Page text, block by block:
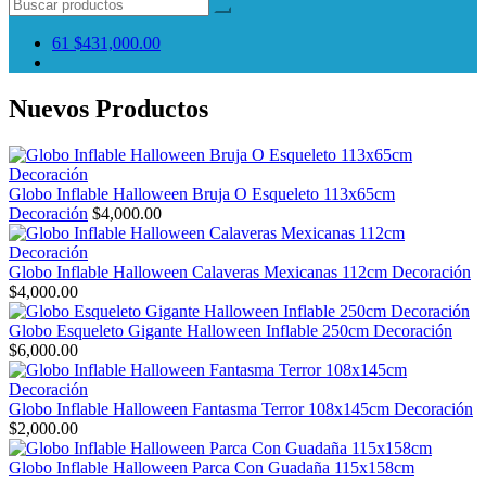
61 $431,000.00
Nuevos Productos
Globo Inflable Halloween Bruja O Esqueleto 113x65cm
Decoración $4,000.00
Globo Inflable Halloween Calaveras Mexicanas 112cm Decoración
$4,000.00
Globo Esqueleto Gigante Halloween Inflable 250cm Decoración
$6,000.00
Globo Inflable Halloween Fantasma Terror 108x145cm Decoración
$2,000.00
Globo Inflable Halloween Parca Con Guadaña 115x158cm